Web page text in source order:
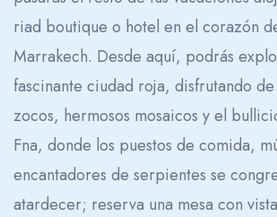
riad boutique o hotel en el corazón
Marrakech. Desde aquí, podrás
fascinante ciudad roja, disfrutando
zocos, hermosos mosaicos y el
Fna, donde los puestos de comida,
encantadores de serpientes se
atardecer; reserva una mesa con